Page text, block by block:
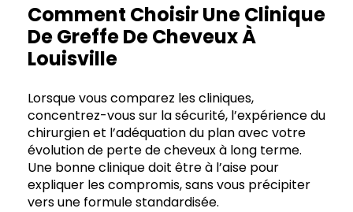
Comment Choisir Une Clinique
De Greffe De Cheveux À
Louisville
Lorsque vous comparez les cliniques,
concentrez-vous sur la sécurité, l’expérience du
chirurgien et l’adéquation du plan avec votre
évolution de perte de cheveux à long terme.
Une bonne clinique doit être à l’aise pour
expliquer les compromis, sans vous précipiter
vers une formule standardisée.